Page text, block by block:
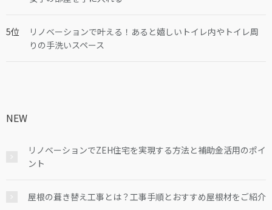
リノベーションで叶える！あると嬉しいトイレ内やトイレ周
りの手洗いスペース
NEW
リノベーションでZEH住宅を実現する方法と補助金活用のポイ
ント
屋根の葺き替え工事とは？工事手順とおすすめ屋根材をご紹介